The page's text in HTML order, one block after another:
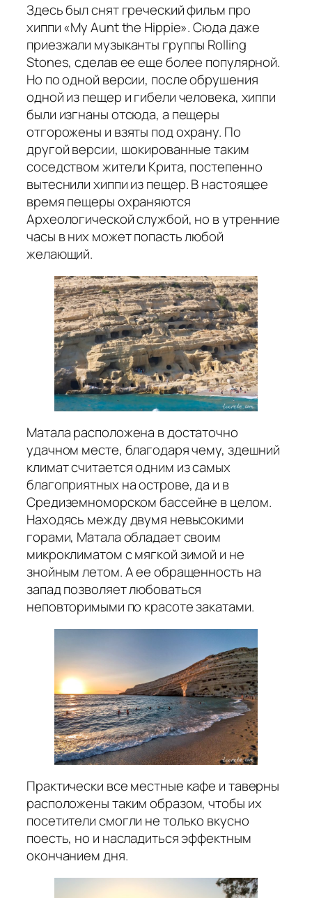
Здесь был снят греческий фильм про
хиппи «My Aunt the Hippie». Сюда даже
приезжали музыканты группы Rolling
Stones, сделав ее еще более популярной.
Но по одной версии, после обрушения
одной из пещер и гибели человека, хиппи
были изгнаны отсюда, а пещеры
отгорожены и взяты под охрану. По
другой версии, шокированные таким
соседством жители Крита, постепенно
вытеснили хиппи из пещер. В настоящее
время пещеры охраняются
Археологической службой, но в утренние
часы в них может попасть любой
желающий.
Матала расположена в достаточно
удачном месте, благодаря чему, здешний
климат считается одним из самых
благоприятных на острове, да и в
Средиземноморском бассейне в целом.
Находясь между двумя невысокими
горами, Матала обладает своим
микроклиматом с мягкой зимой и не
знойным летом. А ее обращенность на
запад позволяет любоваться
неповторимыми по красоте закатами.
Практически все местные кафе и таверны
расположены таким образом, чтобы их
посетители смогли не только вкусно
поесть, но и насладиться эффектным
окончанием дня.